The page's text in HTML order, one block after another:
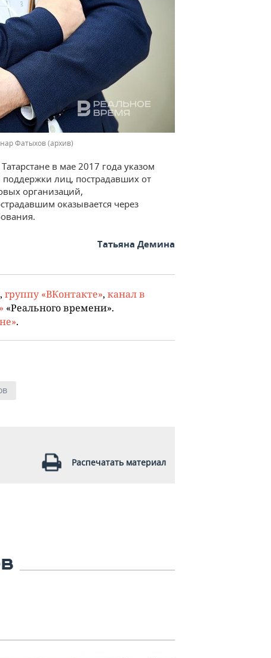
Фатыхов (архив)
в мае 2017 года указом
лиц, пострадавших от
организаций,
оказывается через
Татьяна Демина
, группу «ВКонтакте», канал в
«Реального времени».
.
Распечатать материал